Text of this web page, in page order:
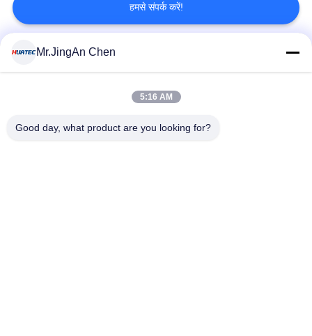
हमसे संपर्क करें!
लोकप्रिय श्रेणियां
Mr.JingAn Chen
5:16 AM
Good day, what product are you looking for?